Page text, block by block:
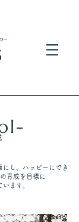
にし、ハッピーにでき
育成を目標に
ます。